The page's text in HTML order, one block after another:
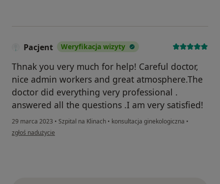
Pacjent Weryfikacja wizyty
Thnak you very much for help! Careful doctor,
nice admin workers and great atmosphere.The
doctor did everything very professional .
answered all the questions .I am very satisfied!
29 marca 2023 • Szpital na Klinach • konsultacja ginekologiczna •
w opinii użytkownika Pacjent
zgłoś nadużycie